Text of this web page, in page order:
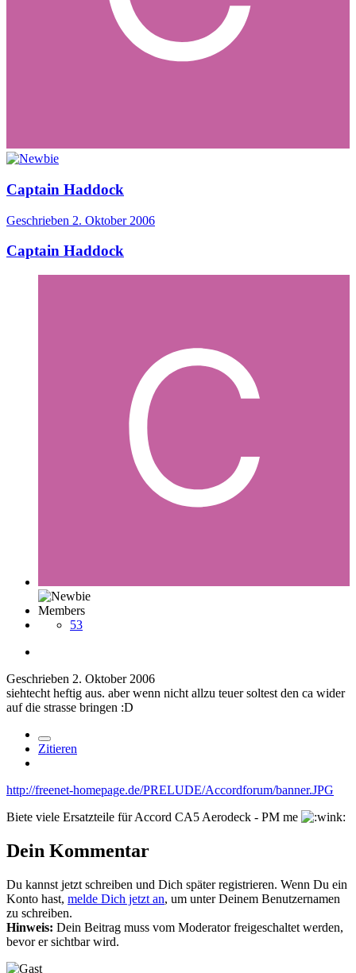
Captain Haddock
Geschrieben 2. Oktober 2006
Captain Haddock
Members
53
Geschrieben 2. Oktober 2006
siehtecht heftig aus. aber wenn nicht allzu teuer soltest den ca wider
auf die strasse bringen :D
Zitieren
http://freenet-homepage.de/PRELUDE/Accordforum/banner.JPG
Biete viele Ersatzteile für Accord CA5 Aerodeck - PM me
Dein Kommentar
Du kannst jetzt schreiben und Dich später registrieren. Wenn Du ein
Konto hast, melde Dich jetzt an, um unter Deinem Benutzernamen
zu schreiben.
Hinweis: Dein Beitrag muss vom Moderator freigeschaltet werden,
bevor er sichtbar wird.